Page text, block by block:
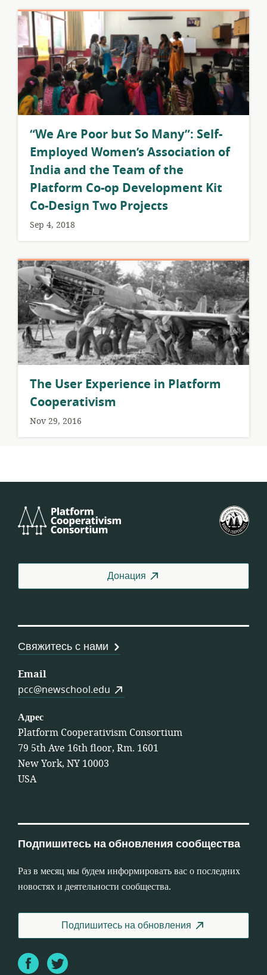
​“We Are Poor but So Many”: Self-
Employed Women’s Association of
India and the Team of the
Platform Co-op Development Kit
Co-Design Two Projects
Sep 4, 2018
The User Experience in Platform
Cooperativism
Nov 29, 2016
Cooperativism
Донация
Свяжитесь с нами
Email
pcc@newschool.edu
Адрес
Platform Cooperativism Consortium
79 5th Ave 16th floor, Rm. 1601
New York, NY 10003
USA
Подпишитесь на обновления сообщества
Раз в месяц мы будем информировать вас о последних
новостях и деятельности сообщества.
Подпишитесь на обновления
FacebookTwitter